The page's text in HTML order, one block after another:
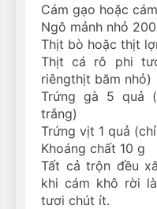
Cám gạo hoặc
Ngô mảnh nhỏ
Thịt bò hoặc thịt
Thịt cá rô phi
riêngthịt băm nhỏ)
Trứng gà 5 quả
trắng)
Trứng vịt 1 quả
Khoáng chất 10 g
Tất cả trộn đều
khi cám khô rời
tươi chút ít.